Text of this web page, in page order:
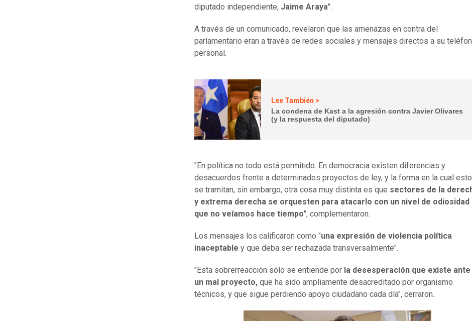
diputado independiente, Jaime Araya".
A través de un comunicado, revelaron que las amenazas en contra del
parlamentario eran a través de redes sociales y mensajes directos a su
personal.
Lee También >
La condena de Kast a la agresión contra Javier Olivares
(y la respuesta del diputado)
"En política no todo está permitido. En democracia existen diferencias y
desacuerdos frente a determinados proyectos de ley, y la forma en la cual
se tramitan, sin embargo, otra cosa muy distinta es que sectores de la
y extrema derecha se orquesten para atacarlo con un nivel de odiosidad
que no veíamos hace tiempo", complementaron.
Los mensajes los calificaron como "una expresión de violencia política
inaceptable y que deba ser rechazada transversalmente".
"Esta sobrerreacción sólo se entiende por la desesperación que existe ante
un mal proyecto, que ha sido ampliamente desacreditado por organismo
técnicos, y que sigue perdiendo apoyo ciudadano cada día", cerraron.